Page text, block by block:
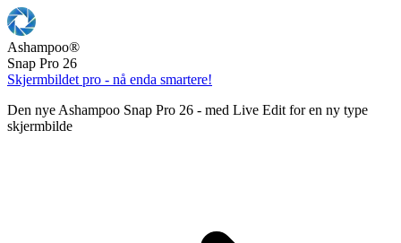
Ashampoo®
Snap Pro 26
Skjermbildet pro - nå enda smartere!
Den nye Ashampoo Snap Pro 26 - med Live Edit for en ny type
skjermbilde